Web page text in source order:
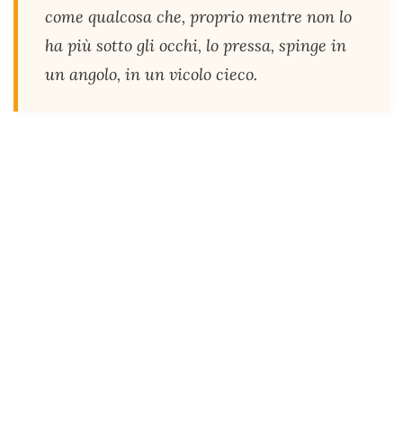
come qualcosa che, proprio mentre non lo
ha più sotto gli occhi, lo pressa, spinge in
un angolo, in un vicolo cieco.